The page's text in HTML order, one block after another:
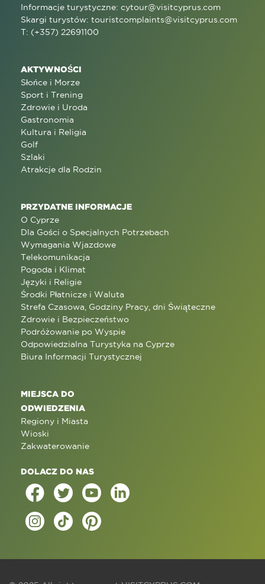
Informacje turystyczne: cytour@visitcyprus.com
Skargi turystów: touristcomplaints@visitcyprus.com
T: (+357) 22691100
AKTYWNOŚCI
Słońce i Morze
Sport i Trening
Zdrowie i Uroda
Gastronomia
Kultura i Religia
Golf
Szlaki
Atrakcje dla Rodzin
PRZYDATNE INFORMACJE
O Cyprze
Dla Gości o Specjalnych Potrzebach
Wymagania Wjazdowe
Telekomunikacja
Pogoda i Klimat
Języki i Religie
Środki Płatnicze i Waluta
Strefa Czasowa, Godziny Pracy, dni Świąteczne
Zdrowie i Bezpieczeństwo
Podróżowanie po Wyspie
Odpowiedzialna Turystyka na Cyprze
Biura Informacji Turystycznej
MIEJSCA DO
ODWIEDZENIA
Regiony i Miasta
Wioski
Zakwaterowanie
DOLACZ DO NAS